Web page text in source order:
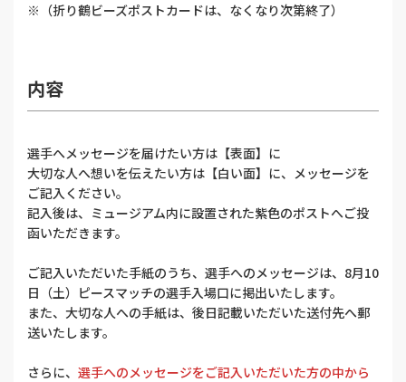
※（折り鶴ビーズポストカードは、なくなり次第終了）
内容
選手へメッセージを届けたい方は【表面】に
大切な人へ想いを伝えたい方は【白い面】に、メッセージを
ご記入ください。
記入後は、ミュージアム内に設置された紫色のポストへご投
函いただきます。
ご記入いただいた手紙のうち、選手へのメッセージは、8月10
日（土）ピースマッチの選手入場口に掲出いたします。
また、大切な人への手紙は、後日記載いただいた送付先へ郵
送いたします。
さらに、 選手へのメッセージをご記入いただいた方の中から